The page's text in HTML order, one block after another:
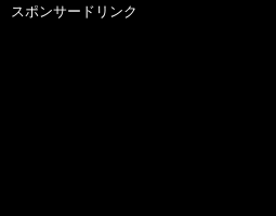
スポンサードリンク